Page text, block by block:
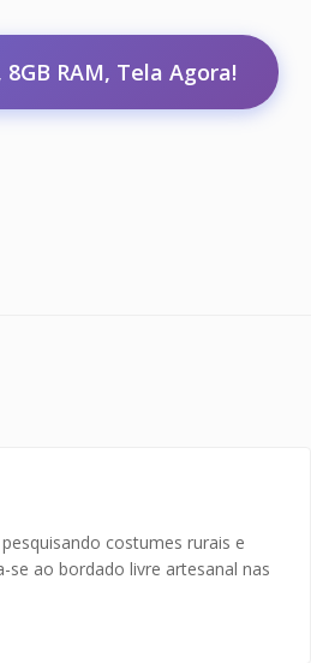
RAM, Tela Agora!
costumes rurais e
ao bordado livre artesanal nas